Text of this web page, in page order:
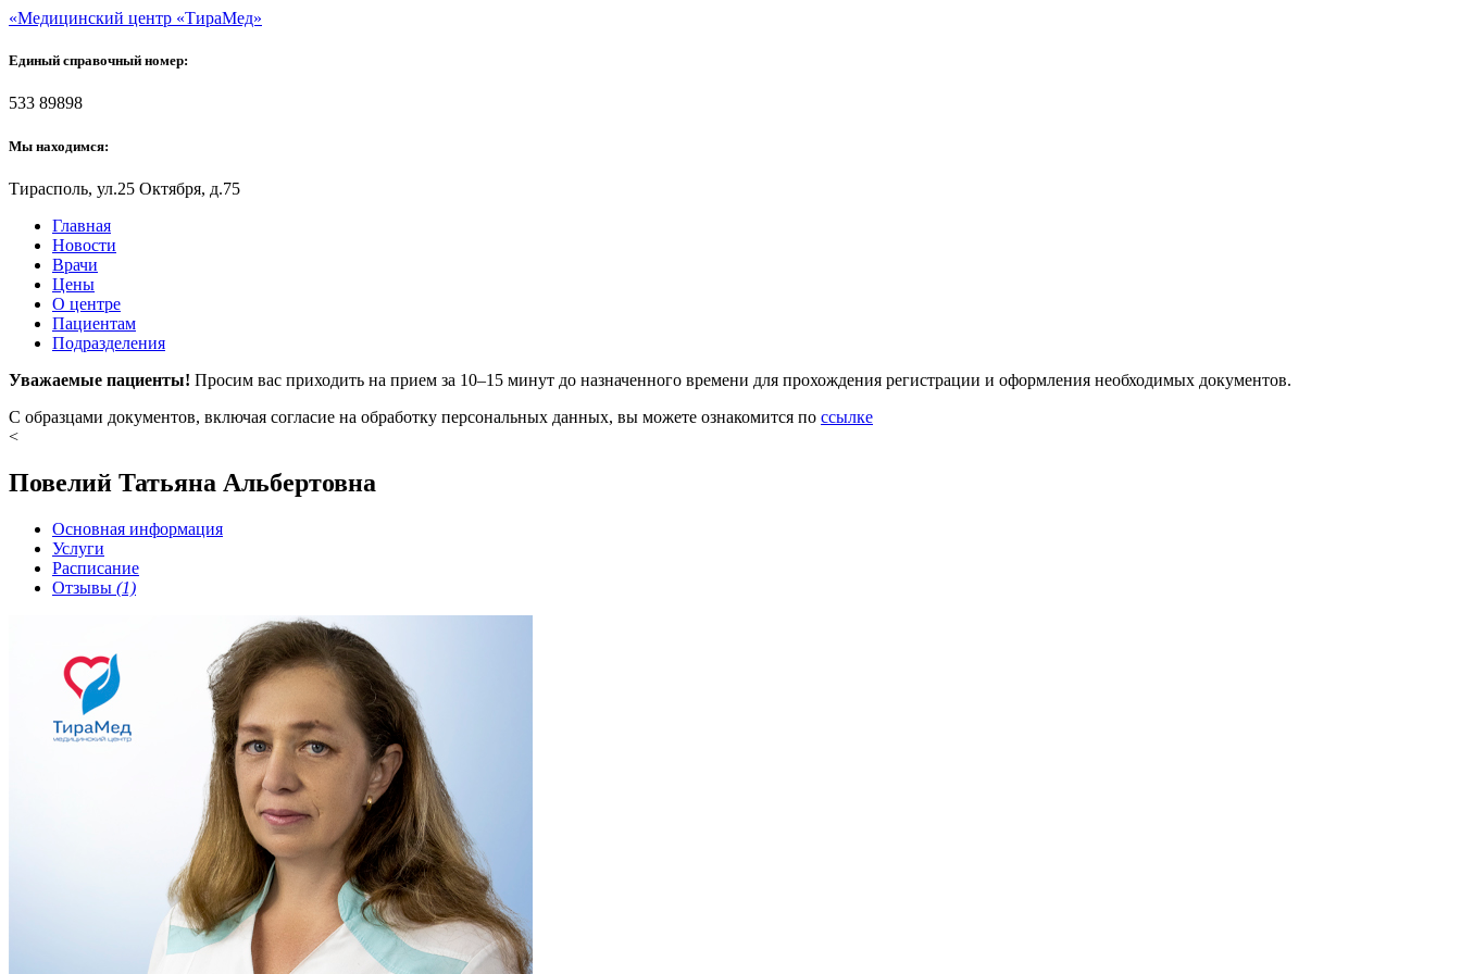
«Медицинский центр «ТираМед»
Единый справочный номер:
533 89898
Мы находимся:
Тирасполь, ул.25 Октября, д.75
Главная
Новости
Врачи
Цены
О центре
Пациентам
Подразделения
Уважаемые пациенты! Просим вас приходить на прием за 10–15 минут до назначенного времени для прохождения регистрации и оформления необходимых документов.
С образцами документов, включая согласие на обработку персональных данных, вы можете ознакомится по ссылке
<
Повелий Татьяна Альбертовна
Основная информация
Услуги
Расписание
Отзывы (1)